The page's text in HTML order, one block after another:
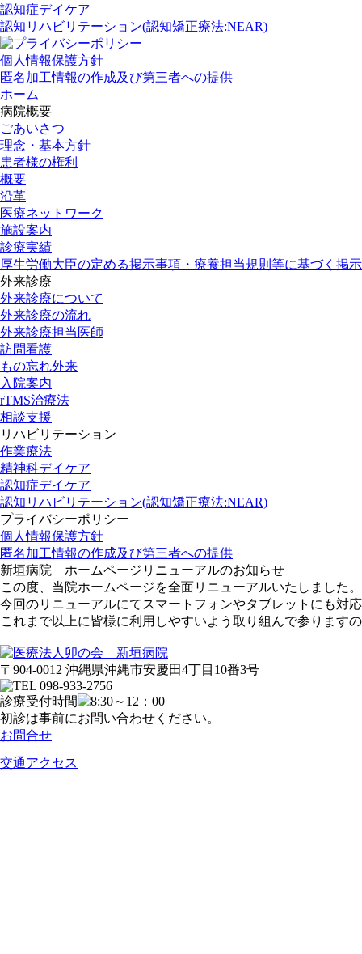
認知症デイケア
認知リハビリテーション(認知矯正療法:NEAR)
個人情報保護方針
匿名加工情報の作成及び第三者への提供
ホーム
病院概要
ごあいさつ
理念・基本方針
患者様の権利
概要
沿革
医療ネットワーク
施設案内
診療実績
厚生労働大臣の定める掲示事項・療養担当規則等に基づく掲
外来診療
外来診療について
外来診療の流れ
外来診療担当医師
訪問看護
もの忘れ外来
入院案内
rTMS治療法
相談支援
リハビリテーション
作業療法
精神科デイケア
認知症デイケア
認知リハビリテーション(認知矯正療法:NEAR)
プライバシーポリシー
個人情報保護方針
匿名加工情報の作成及び第三者への提供
新垣病院 ホームページリニューアルのお知らせ
この度、当院ホームページを全面リニューアルいたしました。
今回のリニューアルにてスマートフォンやタブレットにも対
これまで以上に皆様に利用しやすいよう取り組んで参ります
〒904-0012 沖縄県沖縄市安慶田4丁目10番3号
診療受付時間
初診は事前にお問い合わせください。
お問合せ
交通アクセス